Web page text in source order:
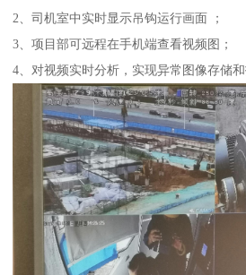
2、司机室中实时显示吊钩运行画面 ；
3、项目部可远程在手机端查看视频图；
4、对视频实时分析，实现异常图像存储和